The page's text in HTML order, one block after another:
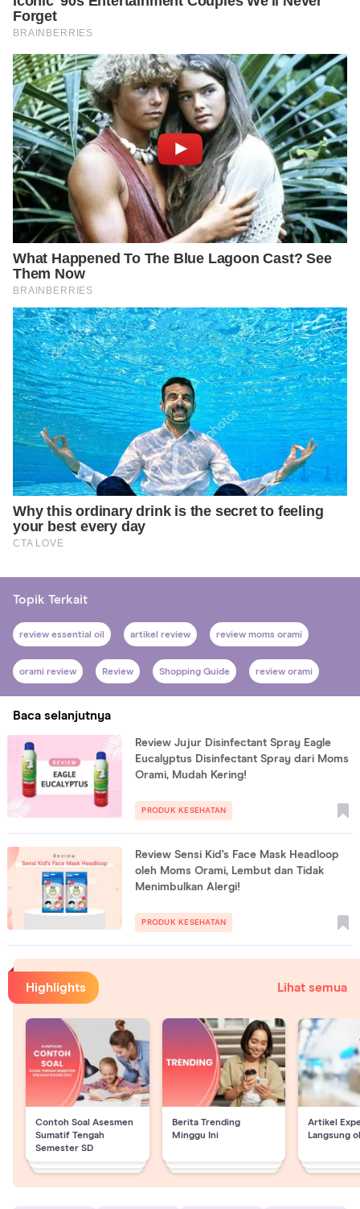
Topik Terkait
review essential oil artikel review review moms orami
orami review Review Shopping Guide review orami
Baca selanjutnya
Review Jujur Disinfectant Spray Eagle
Eucalyptus Disinfectant Spray dari Moms
Orami, Mudah Kering!
PRODUK KESEHATAN
Review Sensi Kid's Face Mask Headloop
oleh Moms Orami, Lembut dan Tidak
Menimbulkan Alergi!
PRODUK KESEHATAN
Highlights Lihat semua
Contoh Soal Asesmen
Sumatif Tengah
Semester SD
Berita Trending
Minggu Ini
Artikel
Langsung